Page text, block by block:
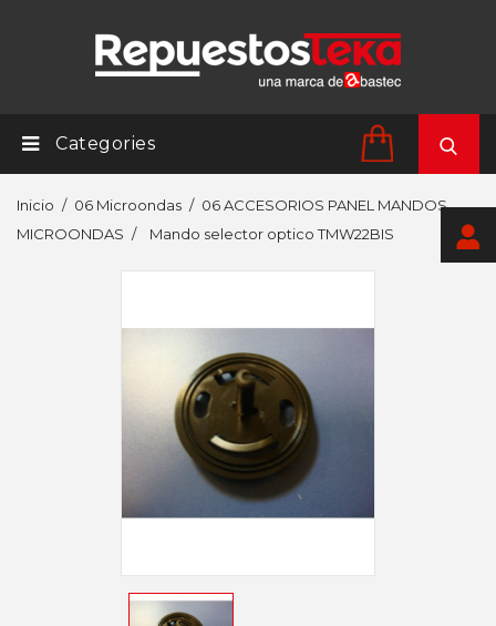
Categories
Inicio 06 Microondas
06 ACCESORIOS PANEL MANDOS
MICROONDAS
Mando selector optico TMW22BIS